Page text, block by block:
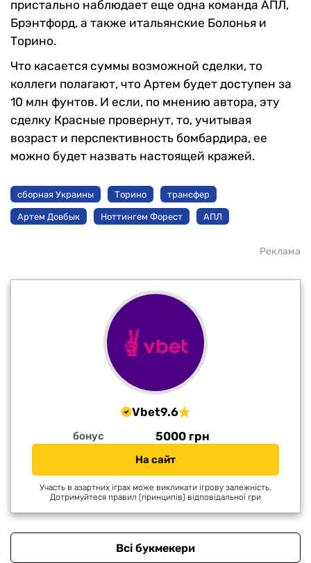
пристально наблюдает еще одна команда АПЛ,
Брэнтфорд, а также итальянские Болонья и
Торино.
Что касается суммы возможной сделки, то
коллеги полагают, что Артем будет доступен за
10 млн фунтов. И если, по мнению автора, эту
сделку Красные провернут, то, учитывая
возраст и перспективность бомбардира, ее
можно будет назвать настоящей кражей.
сборная Украины Торино трансфер
Артем Довбык Ноттингем Форест АПЛ
Реклама
Vbet9.6
бонус 5000 грн
На сайт
Участь в азартних іграх може викликати ігрову залежність.
Дотримуйтеся правил (принципів) відповідальної гри
Всі букмекери